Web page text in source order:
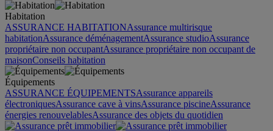
Habitation
ASSURANCE HABITATIONAssurance multirisque
habitationAssurance déménagementAssurance studioAssurance
propriétaire non occupantAssurance propriétaire non occupant de
maisonConseils habitation
Équipements
ASSURANCE ÉQUIPEMENTSAssurance appareils
électroniquesAssurance cave à vinsAssurance piscineAssurance
énergies renouvelablesAssurance des objets du quotidien